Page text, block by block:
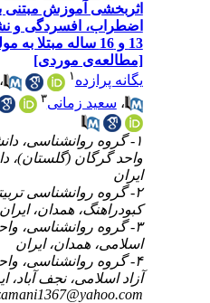
آموزش مبتنی بر پذیرش و تعهد بر
افسردگی و نشخوار فکری
و 16 ساله مبتلا به مولتیپل اسکلروزیس
، فاطمه ویانی۲
، نرگس زمانی*
روانشناسی، دانشکده‌ علوم انسانی،
(گلستان)، دانشگاه پیام نور،
تربیتی، دانشگاه پیام نور
همدان، ایران
واحد همدان، دانشگاه
ایران
واحد نجف آباد، دانشگاه
نجف آباد، ایران ،